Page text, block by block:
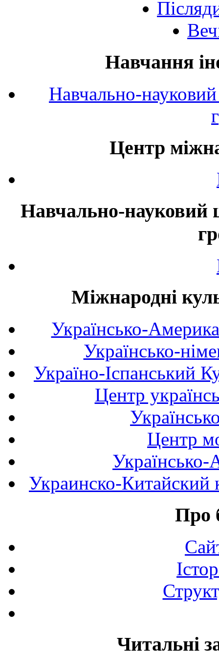
Навчання
Навчально-
Центр
Навчально-науковий
Міжнародні
Українсько-
Українсько-
Україно-Іспанський
Центр
Центр
Українсько-
Украинско-Китайский
Про
Читальні